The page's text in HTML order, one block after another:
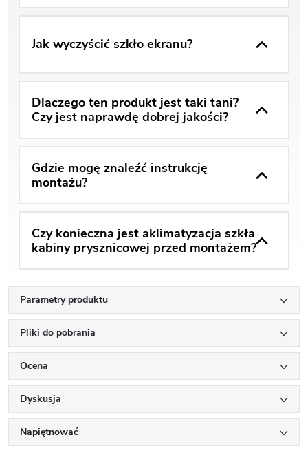
Jak wyczyścić szkło ekranu?
Dlaczego ten produkt jest taki tani?
Czy jest naprawdę dobrej jakości?
Gdzie mogę znaleźć instrukcję
montażu?
Czy konieczna jest aklimatyzacja szkła
kabiny prysznicowej przed montażem?
Parametry produktu
Pliki do pobrania
Ocena
Dyskusja
Napiętnować